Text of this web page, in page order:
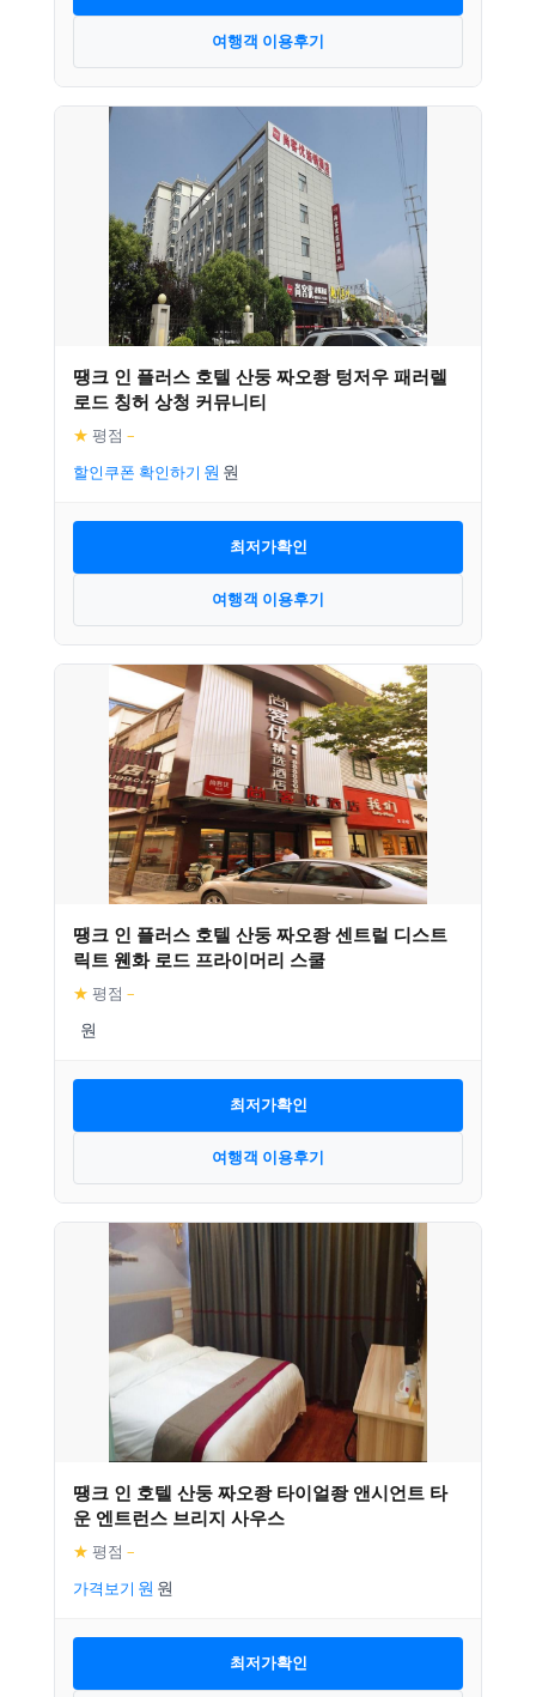
여행객 이용후기
땡크 인 플러스 호텔 산둥 짜오좡 텅저우 패러렐
로드 칭허 상청 커뮤니티
★ 평점 –
할인쿠폰 확인하기
최저가확인
여행객 이용후기
땡크 인 플러스 호텔 산둥 짜오좡 센트럴 디스트
릭트 웬화 로드 프라이머리 스쿨
★ 평점 –
최저가확인
여행객 이용후기
땡크 인 호텔 산둥 짜오좡 타이얼좡 앤시언트 타
운 엔트런스 브리지 사우스
★ 평점 –
가격보기
최저가확인